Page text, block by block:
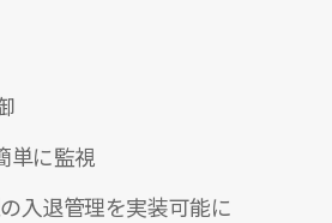
単に監視
入退管理を実装可能に